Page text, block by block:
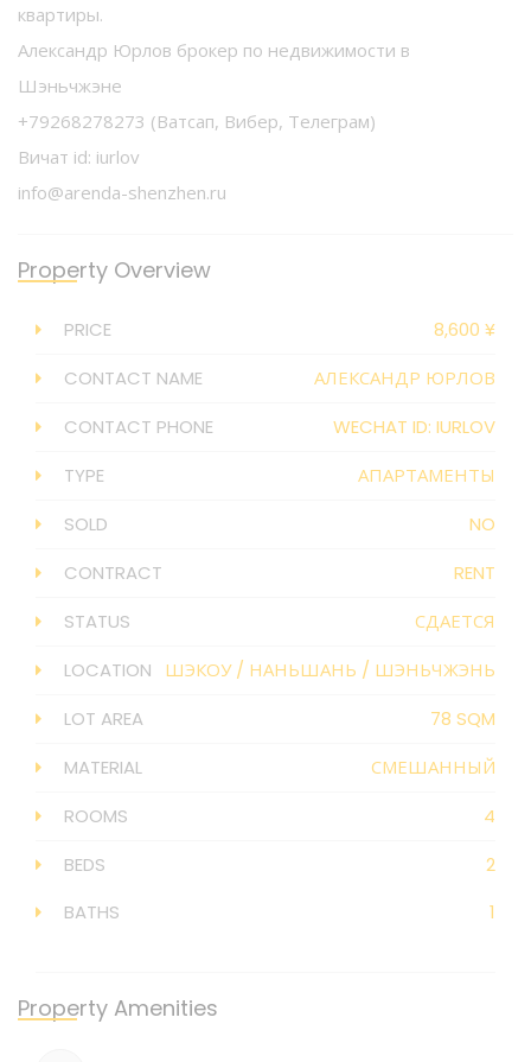
квартиры.
Александр Юрлов брокер по недвижимости в
Шэньчжэне
+79268278273 (Ватсап, Вибер, Телеграм)
Вичат id: iurlov
info@arenda-shenzhen.ru
Property Overview
PRICE
8,600 ¥
CONTACT NAME
АЛЕКСАНДР ЮРЛОВ
CONTACT PHONE
WECHAT ID: IURLOV
TYPE
АПАРТАМЕНТЫ
SOLD
NO
CONTRACT
RENT
STATUS
СДАЕТСЯ
LOCATION
ШЭКОУ / НАНЬШАНЬ / ШЭНЬЧЖЭНЬ
LOT AREA
78 SQM
MATERIAL
СМЕШАННЫЙ
ROOMS
4
BEDS
2
BATHS
1
Property Amenities